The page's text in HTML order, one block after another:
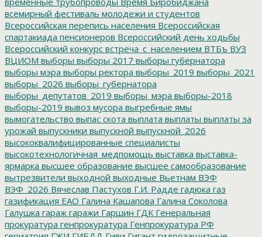
всемирный фестиваль молодежи и студентов
Всероссийская перепись населения Всероссийская
спартакиада пенсионеров Всероссийский день ходьбы
Всероссийский конкурс встреча_с_населением ВТБъ ВУЗ
ВЦИОМ выборы выборы 2017 выборы губернатора
выборы мэра выборы ректора выборы_2019 выборы_2021
выборы_2026 выборы_губернатора
выборы_депутатов_2019 выборы_мэра выборы-2018
выборы-2019 вывоз мусора выгребные ямы
вымогательство выпас скота выплата выплаты выплаты за
урожай выпускники выпускной выпускной_2026
высококвалифицированные специалисты
высокотехнологичная_медпомощь выставка выставка-
ярмарка высшее образование высшее самообразование
вытрезвители выходной выходные Вьетнам ВЭФ
ВЭФ_2026 Вячеслав Пастухов Г.И. Радде гадюка газ
газификация ЕАО Галина Кашапова Галина Соколова
Галушка гараж гаражи Гаршин ГДК Генеральная
прокуратура генпрокуратура Генпрокуратура РФ